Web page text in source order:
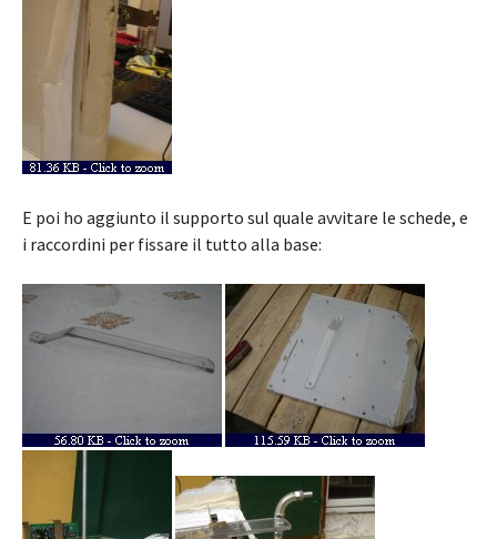
E poi ho aggiunto il supporto sul quale avvitare le schede, e
i raccordini per fissare il tutto alla base: